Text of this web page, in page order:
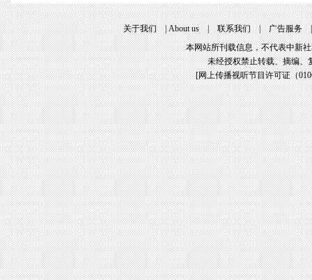
关于我们|About us|联系我们|广告服务
本网站所刊载信息，不代表中新
未经授权禁止转载、摘编、
[网上传播视听节目许可证（